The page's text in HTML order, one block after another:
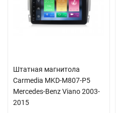
Штатная магнитола
Carmedia MKD-M807-P5
Mercedes-Benz Viano 2003-
2015